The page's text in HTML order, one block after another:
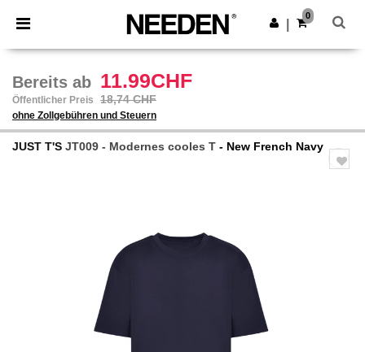
× Needen App
Bessere Preise in der App!
App holen
0
Bereits ab 11.99CHF
Öffentlicher Preis 18,74 CHF
ohne Zollgebühren und Steuern
JUST T'S JT009 - Modernes cooles T - New French Navy